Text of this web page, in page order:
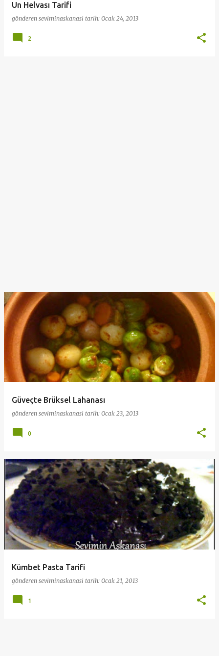
Un Helvası Tarifi
gönderen seviminaskanasi tarih: Ocak 24, 2013
2
Güveçte Brüksel Lahanası
gönderen seviminaskanasi tarih: Ocak 23, 2013
0
Kümbet Pasta Tarifi
gönderen seviminaskanasi tarih: Ocak 21, 2013
1